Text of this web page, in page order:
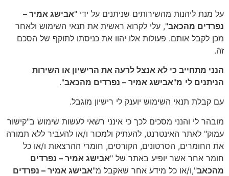
על מנת ליהנות מהשירותים שניתנים על ידי "אבישג אמיר –
נפרדים מהכאב", עלי לקרוא ראשית את תנאי השימוש ולאחר
מכן לקבל אותם. פעולות אלו יהוו את כניסתו לתוקף של הסכם
זה.
הנני מתחייב כי לא אנצל לרעה את הרישיון או השירות
הניתנים לי מ"אבישג אמיר – נפרדים מהכאב".
עם קבלת תנאי השימוש יוענק לי רישיון מוגבל.
מובהר לי והנני מסכים לכך כי אינני רשאי לעשות שימוש ב"קישור
עמוק" לאתר האינטרנט, להעתיק ולמכור ו/או להעביר ללא תמורה
את החומרים, הסרטונים, הקורסים, חומרי ההרצאות ו/או כל
חומר אחר אשר יופיע באתר של "אבישג אמיר – נפרדים
מהכאב",ו/או כל מידע אחר שאקבל מ"אבישג אמיר – נפרדים